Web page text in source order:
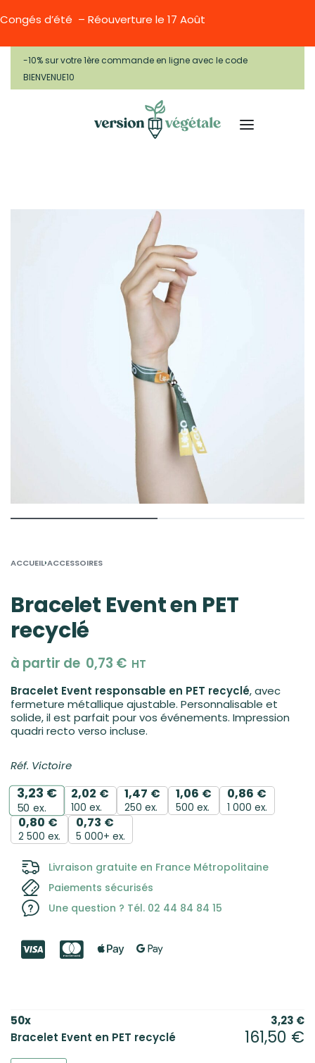
Congés d’été – Réouverture le 17 Août
-10% sur votre 1ère commande en ligne avec le code
BIENVENUE10
ACCUEIL›ACCESSOIRES
Bracelet Event en PET
recyclé
à partir de 0,73 € HT
Bracelet Event responsable en PET recyclé, avec
fermeture métallique ajustable. Personnalisable et
solide, il est parfait pour vos événements. Impression
quadri recto verso incluse.
Réf. Victoire
3,23 €
50 ex.
2,02 €
100 ex.
1,47 €
250 ex.
1,06 €
500 ex.
0,86 €
1 000 ex.
0,80 €
2 500 ex.
0,73 €
5 000+ ex.
Livraison gratuite en France Métropolitaine
Paiements sécurisés
Une question ? Tél. 02 44 84 84 15
50x 3,23 €
Bracelet Event en PET recyclé
161,50 €